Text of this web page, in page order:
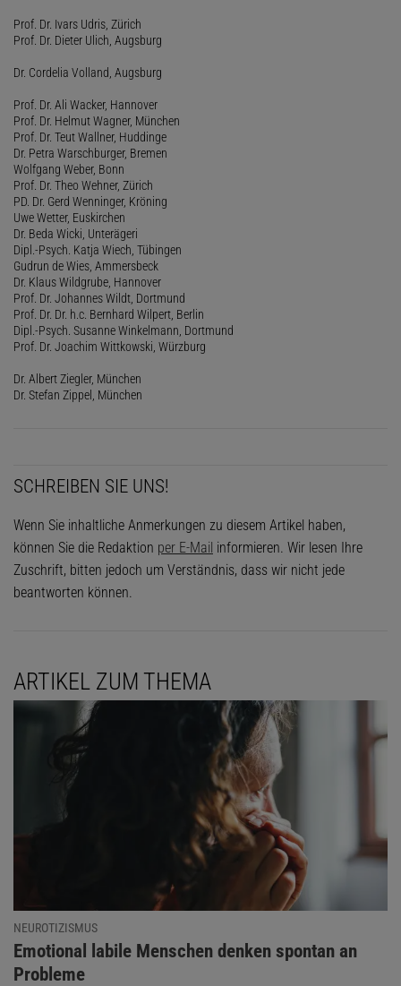
Prof. Dr. Ivars Udris, Zürich
Prof. Dr. Dieter Ulich, Augsburg
Dr. Cordelia Volland, Augsburg
Prof. Dr. Ali Wacker, Hannover
Prof. Dr. Helmut Wagner, München
Prof. Dr. Teut Wallner, Huddinge
Dr. Petra Warschburger, Bremen
Wolfgang Weber, Bonn
Prof. Dr. Theo Wehner, Zürich
PD. Dr. Gerd Wenninger, Kröning
Uwe Wetter, Euskirchen
Dr. Beda Wicki, Unterägeri
Dipl.-Psych. Katja Wiech, Tübingen
Gudrun de Wies, Ammersbeck
Dr. Klaus Wildgrube, Hannover
Prof. Dr. Johannes Wildt, Dortmund
Prof. Dr. Dr. h.c. Bernhard Wilpert, Berlin
Dipl.-Psych. Susanne Winkelmann, Dortmund
Prof. Dr. Joachim Wittkowski, Würzburg
Dr. Albert Ziegler, München
Dr. Stefan Zippel, München
SCHREIBEN SIE UNS!
Wenn Sie inhaltliche Anmerkungen zu diesem Artikel haben,
können Sie die Redaktion per E-Mail informieren. Wir lesen Ihre
Zuschrift, bitten jedoch um Verständnis, dass wir nicht jede
beantworten können.
ARTIKEL ZUM THEMA
NEUROTIZISMUS
:
Emotional labile Menschen denken spontan an
Probleme